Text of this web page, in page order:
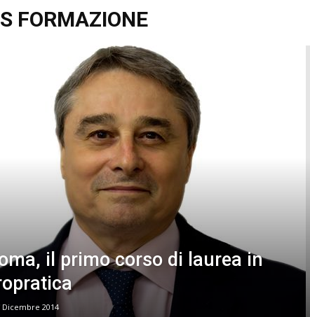
FORMAZIONE
il primo corso di laurea in
Dicembre 2014